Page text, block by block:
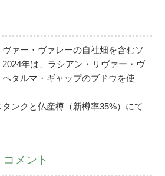
ヴァー・ヴァレーの自社畑を含むソ
2024年は、ラシアン・リヴァー・ヴ
タルマ・ギャップのブドウを使
タンクと仏産樽（新樽率35%）にて
メント